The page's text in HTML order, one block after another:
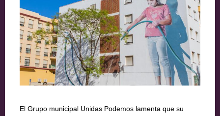
El Grupo municipal Unidas Podemos lamenta que su